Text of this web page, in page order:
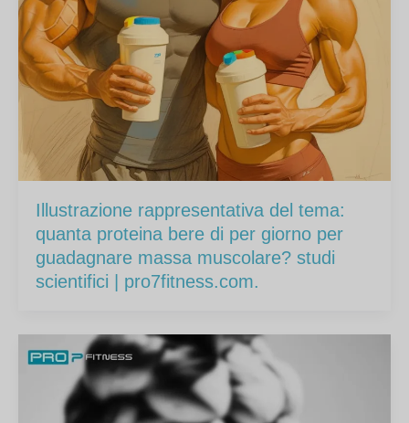
Illustrazione rappresentativa del tema:
quanta proteina bere di per giorno per
guadagnare massa muscolare? studi
scientifici | pro7fitness.com.